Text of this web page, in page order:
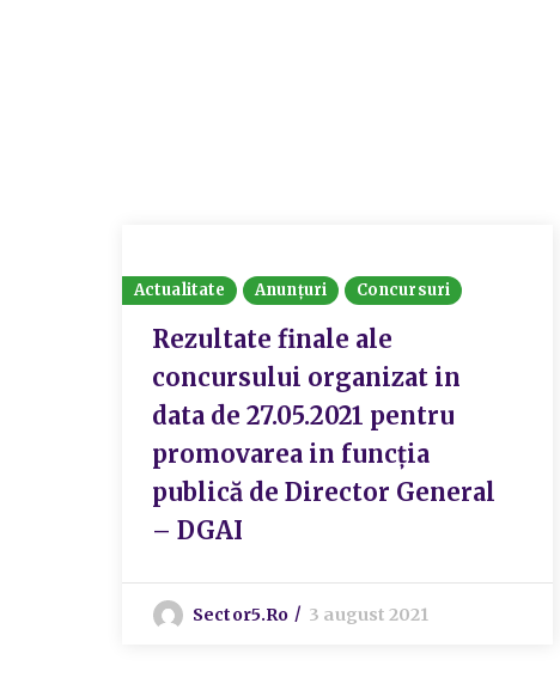
Actualitate Anunțuri Concursuri
Rezultate finale ale
concursului organizat in
data de 27.05.2021 pentru
promovarea in funcția
publică de Director General
– DGAI
Sector5.ro 3 august 2021